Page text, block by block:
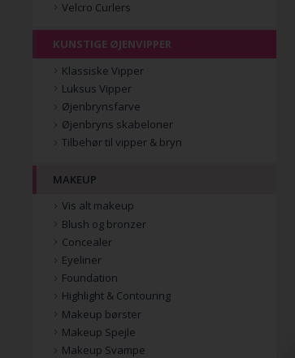
Velcro Curlers
KUNSTIGE ØJENVIPPER
Klassiske Vipper
Luksus Vipper
Øjenbrynsfarve
Øjenbryns skabeloner
Tilbehør til vipper & bryn
MAKEUP
Vis alt makeup
Blush og bronzer
Concealer
Eyeliner
Foundation
Highlight & Contouring
Makeup børster
Makeup Spejle
Makeup Svampe